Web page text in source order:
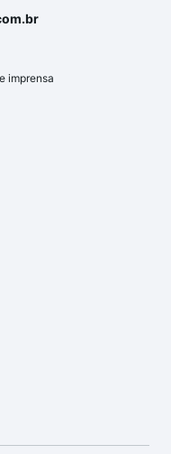
imprensa